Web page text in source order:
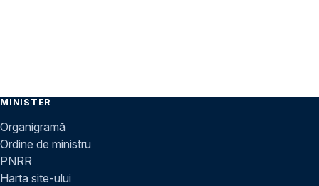
MINISTER
Organigramă
Ordine de ministru
PNRR
Harta site-ului